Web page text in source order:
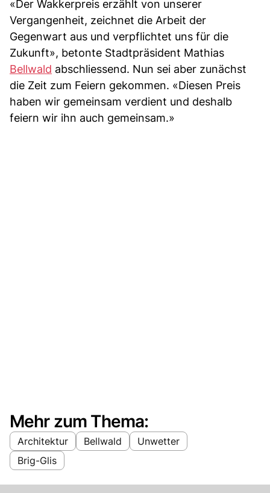
«Der Wakkerpreis erzählt von unserer
Vergangenheit, zeichnet die Arbeit der
Gegenwart aus und verpflichtet uns für die
Zukunft», betonte Stadtpräsident Mathias
Bellwald abschliessend. Nun sei aber zunächst
die Zeit zum Feiern gekommen. «Diesen Preis
haben wir gemeinsam verdient und deshalb
feiern wir ihn auch gemeinsam.»
Mehr zum Thema:
Architektur Bellwald
Unwetter
Brig-Glis